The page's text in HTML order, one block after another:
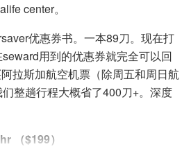
center。
优惠券书。一本89刀。现在打
用到的优惠券就完全可以回
拉斯加航空机票（除周五和周日航
整趟行程大概省了400刀+。深度
（$199）